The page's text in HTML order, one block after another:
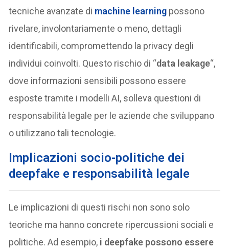
tecniche avanzate di machine learning possono
rivelare, involontariamente o meno, dettagli
identificabili, compromettendo la privacy degli
individui coinvolti. Questo rischio di “data leakage“,
dove informazioni sensibili possono essere
esposte tramite i modelli AI, solleva questioni di
responsabilità legale per le aziende che sviluppano
o utilizzano tali tecnologie​.
Implicazioni socio-politiche dei
deepfake e responsabilità legale
Le implicazioni di questi rischi non sono solo
teoriche ma hanno concrete ripercussioni sociali e
politiche. Ad esempio, i deepfake possono essere